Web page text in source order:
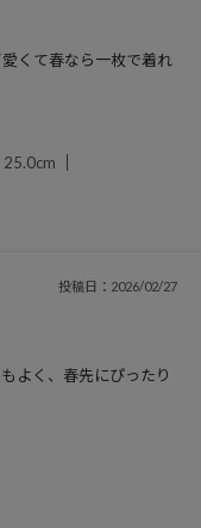
くて春なら一枚で着れ
25.0cm
投稿日：2026/02/27
よく、春先にぴったり